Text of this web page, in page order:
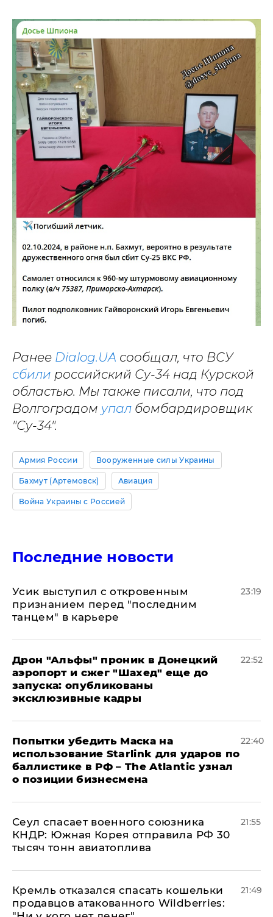
Ранее Dialog.UA сообщал, что ВСУ
сбили российский Су-34 над Курской
областью. Мы также писали, что под
Волгоградом упал бомбардировщик
"Су-34".
Армия России Вооруженные силы Украины
Бахмут (Артемовск) Авиация
Война Украины с Россией
Последние новости
Усик выступил с откровенным
признанием перед "последним
танцем" в карьере
23:19
Дрон "Альфы" проник в Донецкий
аэропорт и сжег "Шахед" еще до
запуска: опубликованы
эксклюзивные кадры
22:52
Попытки убедить Маска на
использование Starlink для ударов по
баллистике в РФ – The Atlantic узнал
о позиции бизнесмена
22:40
​Сеул спасает военного союзника
КНДР: Южная Корея отправила РФ 30
тысяч тонн авиатоплива
21:55
Кремль отказался спасать кошельки
продавцов атакованного Wildberries:
21:49